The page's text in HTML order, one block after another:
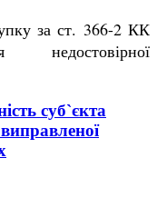
за ст. 366-2 КК
недостовірної
суб`єкта